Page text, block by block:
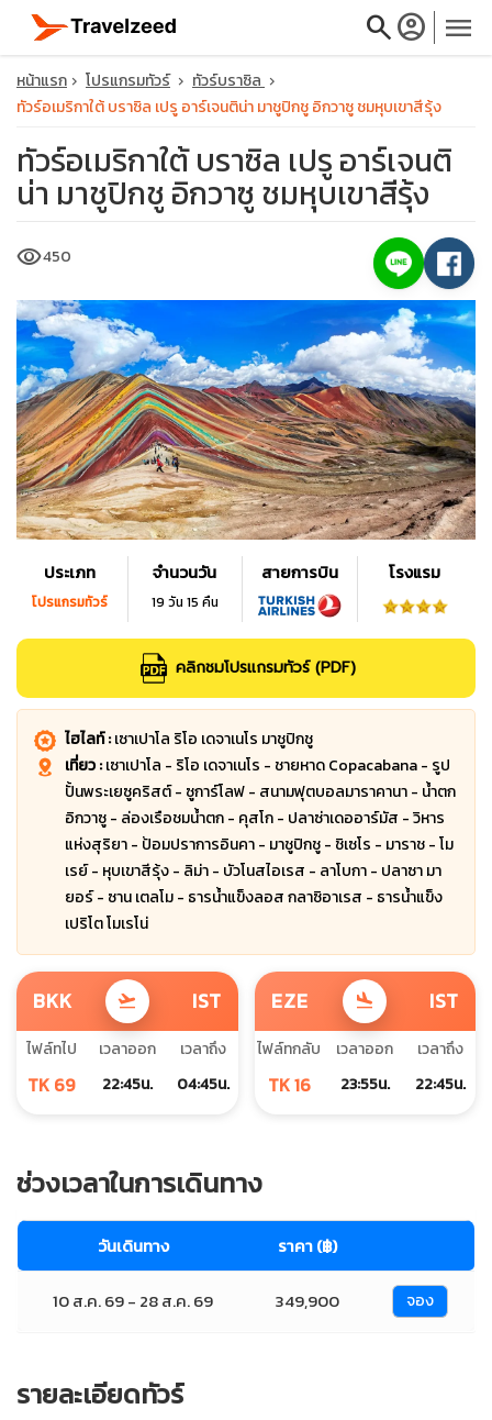
searchaccount_circle menu
close
travel_explore
calendar_month
search
หน้าแรก โปรแกรมทัวร์
ทัวร์บราซิล
ทัวร์อเมริกาใต้ บราซิล เปรู อาร์เจนติน่า มาชูปิกชู อิกวาซู ชมหุบเขาสีรุ้ง
ทัวร์อเมริกาใต้ บราซิล เปรู อาร์เจนติ
น่า มาชูปิกชู อิกวาซู ชมหุบเขาสีรุ้ง
visibility450
ประเภท
โปรแกรมทัวร์
จำนวนวัน
19 วัน 15 คืน
สายการบิน โรงแรม
คลิกชมโปรแกรมทัวร์ (PDF)
ไฮไลท์ :เซาเปาโล ริโอ เดจาเนโร มาชูปิกชู
เที่ยว :เซาเปาโล - ริโอ เดจาเนโร - ชายหาด Copacabana - รูป
ปั้นพระเยซูคริสต์ - ซูการ์โลฟ - สนามฟุตบอลมาราคานา - น้ำตก
อิกวาซู - ล่องเรือชมน้ำตก - คุสโก - ปลาซ่าเดออาร์มัส - วิหาร
แห่งสุริยา - ป้อมปราการอินคา - มาชูปิกชู - ชิเซโร - มาราช - โม
เรย์ - หุบเขาสีรุ้ง - ลิม่า - บัวโนสไอเรส - ลาโบกา - ปลาซา มา
ยอร์ - ซาน เตลโม - ธารน้ำแข็งลอส กลาซิอาเรส - ธารน้ำแข็ง
เปริโต โมเรโน่
BKK flight_takeoff IST
ไฟล์ทไป
TK 69
เวลาออก
22:45น.
เวลาถึง
04:45น.
EZE flight_land IST
ไฟล์ทกลับ
TK 16
เวลาออก
23:55น.
เวลาถึง
22:45น.
ช่วงเวลาในการเดินทาง
วันเดินทาง ราคา (฿)
10 ส.ค. 69 - 28 ส.ค. 69 349,900 จอง
รายละเอียดทัวร์